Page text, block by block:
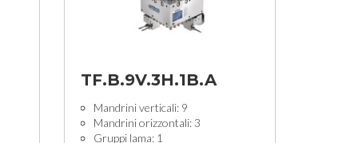
TF.B.9V.3H.1B.A
Mandrini verticali: 9
Mandrini orizzontali: 3
Gruppi lama: 1